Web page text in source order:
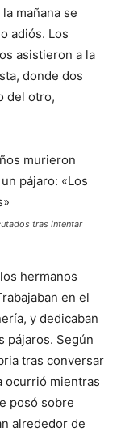
mañana se
adiós. Los
asistieron a la
donde dos
del otro,
tras intentar
hermanos
en el
y dedicaban
pájaros. Según
tras conversar
ocurrió mientras
posó sobre
alrededor de